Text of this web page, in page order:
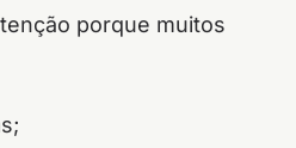
porque muitos